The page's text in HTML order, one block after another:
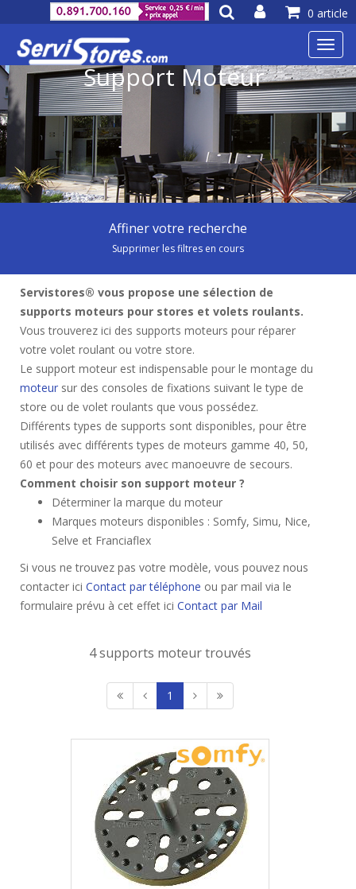
0 article
Support Moteur
Affiner votre recherche
Supprimer les filtres en cours
Servistores® vous propose une sélection de
supports moteurs pour stores et volets roulants.
Vous trouverez ici des supports moteurs pour réparer
votre volet roulant ou votre store.
Le support moteur est indispensable pour le montage du
moteur sur des consoles de fixations suivant le type de
store ou de volet roulants que vous possédez.
Différents types de supports sont disponibles, pour être
utilisés avec différents types de moteurs gamme 40, 50,
60 et pour des moteurs avec manoeuvre de secours.
Comment choisir son support moteur ?
Déterminer la marque du moteur
Marques moteurs disponibles : Somfy, Simu, Nice,
Selve et Franciaflex
Si vous ne trouvez pas votre modèle, vous pouvez nous
contacter ici Contact par téléphone ou par mail via le
formulaire prévu à cet effet ici Contact par Mail
4 supports moteur trouvés
1